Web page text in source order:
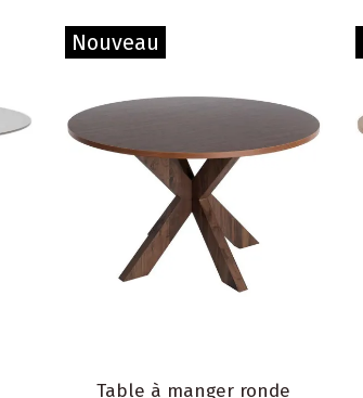
Nouveau
Table à manger ronde